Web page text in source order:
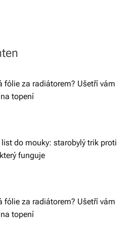
fólie za radiátorem? Ušetří vám
topení
list do mouky: starobylý trik proti
funguje
fólie za radiátorem? Ušetří vám
topení